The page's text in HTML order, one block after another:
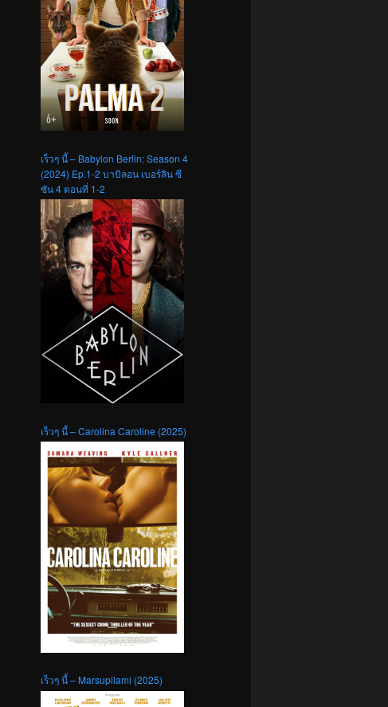
เร็วๆ นี้ – Babylon Berlin: Season 4
(2024) Ep.1-2 บาบิลอน เบอร์ลิน ซี
ซัน 4 ตอนที่ 1-2
เร็วๆ นี้ – Carolina Caroline (2025)
เร็วๆ นี้ – Marsupilami (2025)